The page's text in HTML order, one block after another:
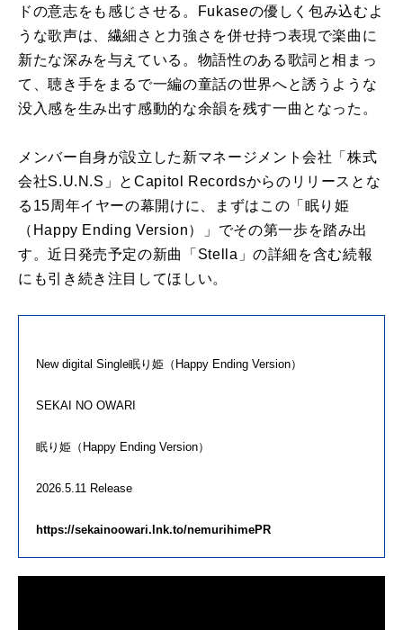
ドの意志を も感じさせる。 Fukaseの優しく包み込むよ
うな歌声は、 繊細さと力強さ を併せ持つ表現で楽曲 に
新たな深みを与えている。 物語性のある歌詞と相まっ
て、聴き手を まるで一編の童話の世界へと誘うような
没入感を生み出す感動的な余韻 を残す一曲 となった。
メンバー 自身が設立した新マネージメント会社「株式
会社S.U. N.S」とCapitol Recordsからの リリース とな
る15周年イヤーの幕開けに、 まずはこ の 「 眠り姫
（Happy Ending Version）」でその第一歩を踏み出
す。近 日 発売予定の新曲 「Stella」の詳細 を含む続報
にも引き続き注目してほしい。
New digital Single眠り 姫 （Happy Ending Version）
SEKAI NO OWARI
眠り 姫 （Happy Ending Version）
2026. 5 11 Release
https://sekainoowari.lnk.to/nemurihimePR